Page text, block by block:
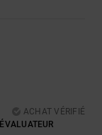
ACHAT VÉRIFIÉ